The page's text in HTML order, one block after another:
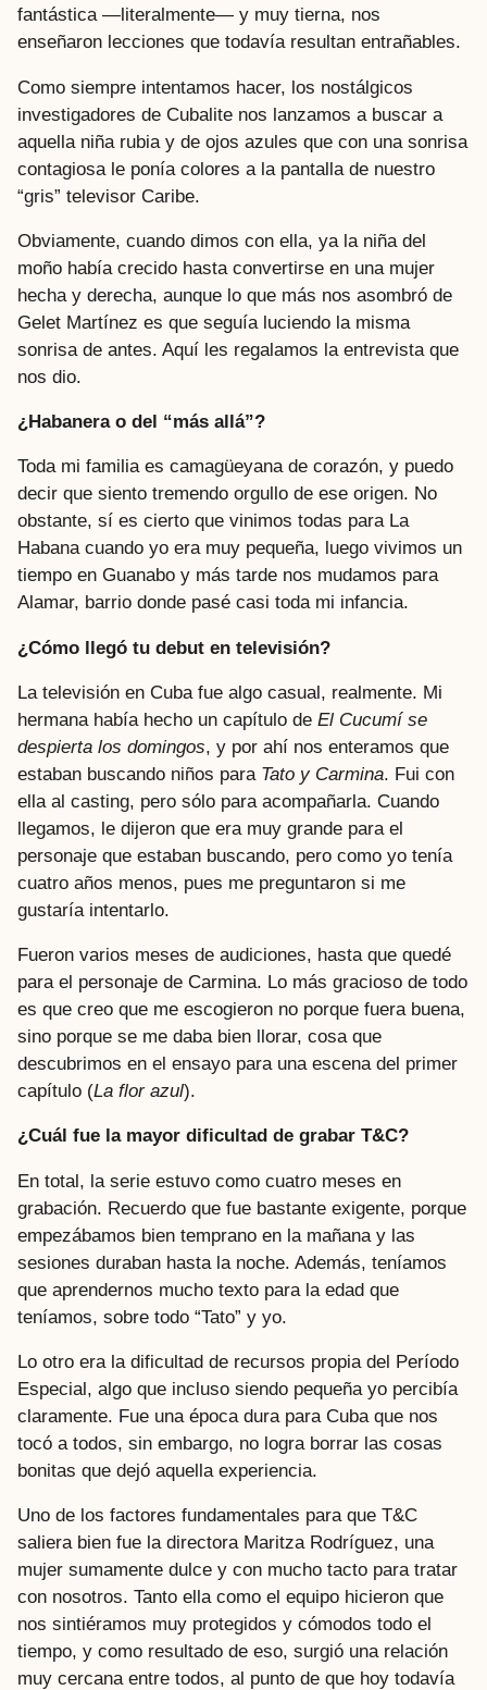
fantástica —literalmente— y muy tierna, nos
enseñaron lecciones que todavía resultan entrañables.
Como siempre intentamos hacer, los nostálgicos
investigadores de Cubalite nos lanzamos a buscar a
aquella niña rubia y de ojos azules que con una sonrisa
contagiosa le ponía colores a la pantalla de nuestro
“gris” televisor Caribe.
Obviamente, cuando dimos con ella, ya la niña del
moño había crecido hasta convertirse en una mujer
hecha y derecha, aunque lo que más nos asombró de
Gelet Martínez es que seguía luciendo la misma
sonrisa de antes. Aquí les regalamos la entrevista que
nos dio.
¿Habanera o del “más allá”?
Toda mi familia es camagüeyana de corazón, y puedo
decir que siento tremendo orgullo de ese origen. No
obstante, sí es cierto que vinimos todas para La
Habana cuando yo era muy pequeña, luego vivimos un
tiempo en Guanabo y más tarde nos mudamos para
Alamar, barrio donde pasé casi toda mi infancia.
¿Cómo llegó tu debut en televisión?
La televisión en Cuba fue algo casual, realmente. Mi
hermana había hecho un capítulo de El Cucumí se
despierta los domingos, y por ahí nos enteramos que
estaban buscando niños para Tato y Carmina. Fui con
ella al casting, pero sólo para acompañarla. Cuando
llegamos, le dijeron que era muy grande para el
personaje que estaban buscando, pero como yo tenía
cuatro años menos, pues me preguntaron si me
gustaría intentarlo.
Fueron varios meses de audiciones, hasta que quedé
para el personaje de Carmina. Lo más gracioso de todo
es que creo que me escogieron no porque fuera buena,
sino porque se me daba bien llorar, cosa que
descubrimos en el ensayo para una escena del primer
capítulo (La flor azul).
¿Cuál fue la mayor dificultad de grabar T&C?
En total, la serie estuvo como cuatro meses en
grabación. Recuerdo que fue bastante exigente, porque
empezábamos bien temprano en la mañana y las
sesiones duraban hasta la noche. Además, teníamos
que aprendernos mucho texto para la edad que
teníamos, sobre todo “Tato” y yo.
Lo otro era la dificultad de recursos propia del Período
Especial, algo que incluso siendo pequeña yo percibía
claramente. Fue una época dura para Cuba que nos
tocó a todos, sin embargo, no logra borrar las cosas
bonitas que dejó aquella experiencia.
Uno de los factores fundamentales para que T&C
saliera bien fue la directora Maritza Rodríguez, una
mujer sumamente dulce y con mucho tacto para tratar
con nosotros. Tanto ella como el equipo hicieron que
nos sintiéramos muy protegidos y cómodos todo el
tiempo, y como resultado de eso, surgió una relación
muy cercana entre todos, al punto de que hoy todavía